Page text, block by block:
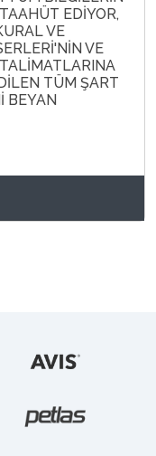
EDİYOR,
VE
VE
TÜM ŞART
BEYAN